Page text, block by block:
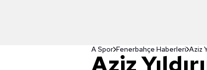
A Spor Fenerbahçe Haberleri Aziz
Aziz